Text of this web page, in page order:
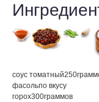
соус томатный250
фасольпо вкусу
горох300граммов